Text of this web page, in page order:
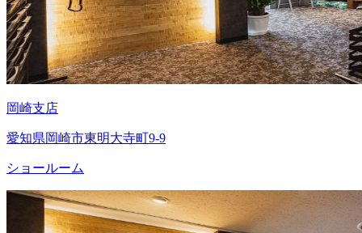
岡崎支店
愛知県岡崎市東明大寺町9-9
ショールーム